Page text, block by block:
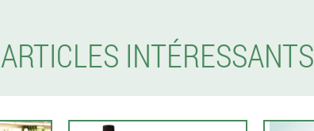
ARTICLES INTÉRESSANTS